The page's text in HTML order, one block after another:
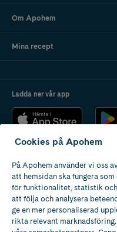
Om Apohem
Mina recept
Ladda ner vår app
Apotek med tillstånd
av Läkemedelsverket
Cookies på Apohem
På Apohem använder vi oss
att hemsidan ska fungera
för funktionalitet, statistik
att följa och analysera
ge en mer personaliserad
rikta relevant